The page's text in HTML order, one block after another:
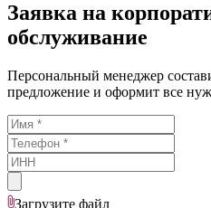
Заявка на
обслуживание
Персональный менеджер
предложение и оформит все
Загрузите файл